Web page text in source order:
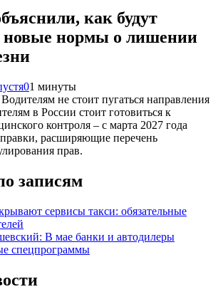
как будут
новые нормы о лишении
01 минуты
не стоит пугаться направления
в России стоит готовиться к
контроля – с марта 2027 года
расширяющие перечень
прав.
записям
сервисы такси: обязательные
В мае банки и автодилеры
спецпрограммы